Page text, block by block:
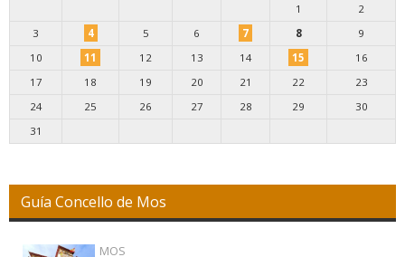
1
2
3
4 5 6 7 8
9
10
11 12 13 14 15
16
17
18 19 20 21 22
23
24
25 26 27 28 29
30
31
Guía Concello de Mos
MOS